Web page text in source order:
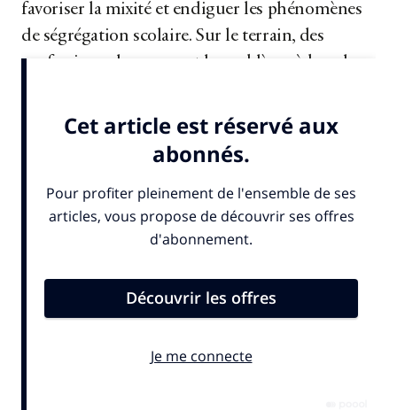
favoriser la mixité et endiguer les phénomènes
de ségrégation scolaire. Sur le terrain, des
professionnels prennent le problème à bras-le-